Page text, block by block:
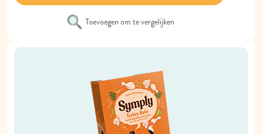
Toevoegen om te vergelijken